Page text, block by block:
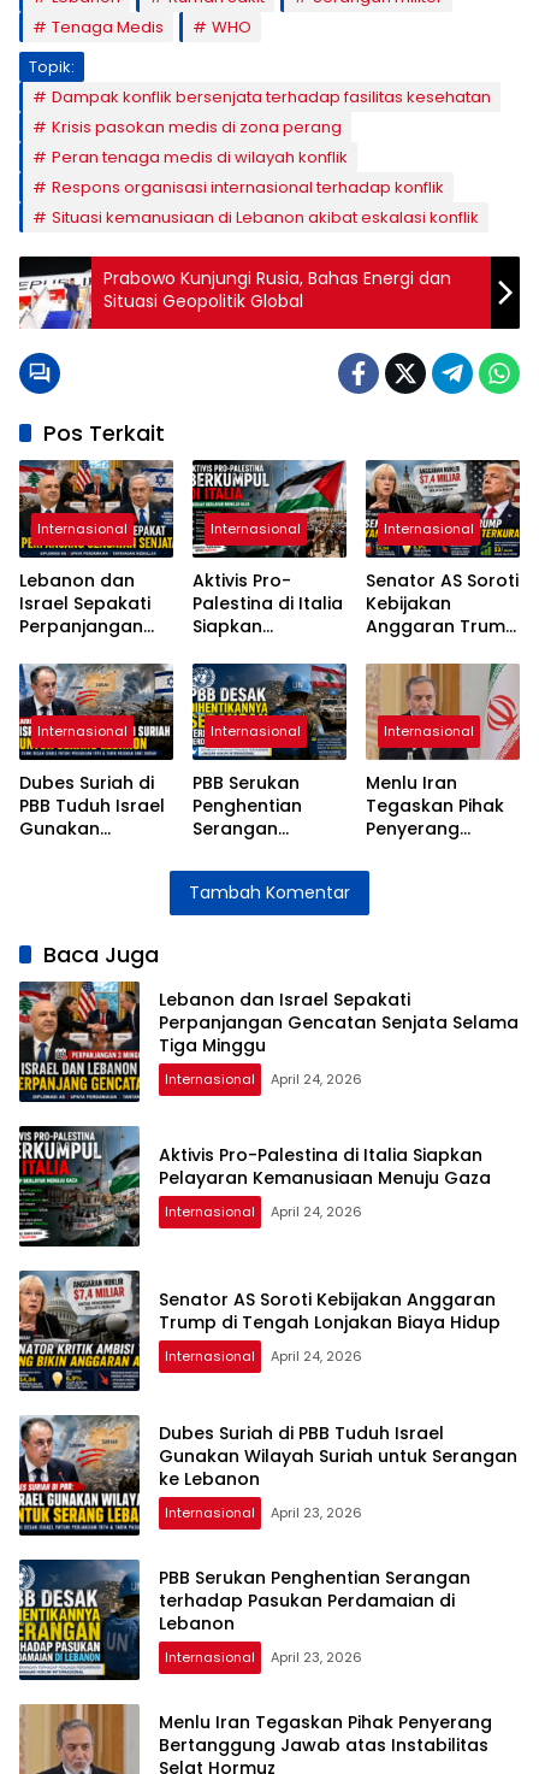
Tenaga Medis
WHO
Topik:
Dampak konflik bersenjata terhadap fasilitas kesehatan
Krisis pasokan medis di zona perang
Peran tenaga medis di wilayah konflik
Respons organisasi internasional terhadap konflik
Situasi kemanusiaan di Lebanon akibat eskalasi konflik
Prabowo Kunjungi Rusia, Bahas Energi dan
Situasi Geopolitik Global
Pos Terkait
Internasional
Lebanon dan
Israel Sepakati
Perpanjangan
Senjata Selama
Tiga Minggu
Internasional
Aktivis Pro-
Palestina di Italia
Siapkan
Kemanusiaan
Menuju Gaza
Internasional
Senator AS Soroti
Kebijakan
Anggaran Trump
Lonjakan Biaya
Hidup
Internasional
Dubes Suriah di
PBB Tuduh Israel
Gunakan
Internasional
PBB Serukan
Penghentian
Serangan
Pasukan
Perdamaian di
Lebanon
Internasional
Menlu Iran
Tegaskan Pihak
Penyerang
Jawab atas
Hormuz
Tambah Komentar
Baca Juga
Lebanon dan Israel Sepakati
Perpanjangan Gencatan Senjata Selama
Tiga Minggu
Internasional April 24, 2026
Aktivis Pro-Palestina di Italia Siapkan
Pelayaran Kemanusiaan Menuju Gaza
Internasional April 24, 2026
Senator AS Soroti Kebijakan Anggaran
Trump di Tengah Lonjakan Biaya Hidup
Internasional April 24, 2026
Dubes Suriah di PBB Tuduh Israel
Gunakan Wilayah Suriah untuk Serangan
ke Lebanon
Internasional April 23, 2026
PBB Serukan Penghentian Serangan
terhadap Pasukan Perdamaian di
Lebanon
Internasional April 23, 2026
Menlu Iran Tegaskan Pihak Penyerang
Bertanggung Jawab atas Instabilitas
Selat Hormuz